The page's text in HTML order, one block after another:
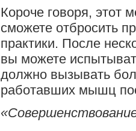
Короче говоря, этот
сможете отбросить
практики. После
вы можете
должно вызывать
работавших мышц